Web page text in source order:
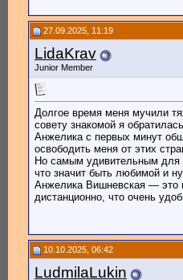
27.09.2025, 11:19
LidaKrav
Junior Member
Долгое время меня мучили
совету знакомой я
Анжелика с первых минут
освободить меня от этих
Но самым удивительным для
что значит быть любимой и
Анжелика Вишневская — это
дистанционно, что очень
10.10.2025, 06:42
LudmilaLukin